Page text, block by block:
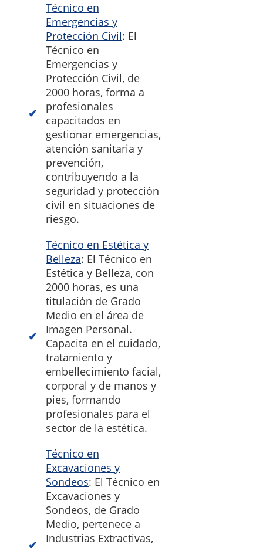
Técnico en
Emergencias y
Protección Civil: El
Técnico en
Emergencias y
Protección Civil, de
2000 horas, forma a
profesionales
capacitados en
gestionar emergencias,
atención sanitaria y
prevención,
contribuyendo a la
seguridad y protección
civil en situaciones de
riesgo.
Técnico en Estética y
Belleza: El Técnico en
Estética y Belleza, con
2000 horas, es una
titulación de Grado
Medio en el área de
Imagen Personal.
Capacita en el cuidado,
tratamiento y
embellecimiento facial,
corporal y de manos y
pies, formando
profesionales para el
sector de la estética.
Técnico en
Excavaciones y
Sondeos: El Técnico en
Excavaciones y
Sondeos, de Grado
Medio, pertenece a
Industrias Extractivas,